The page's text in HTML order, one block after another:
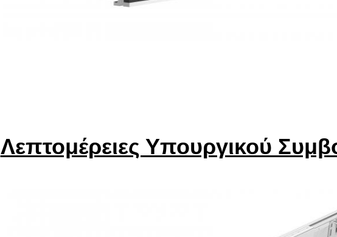
Λεπτομέρειες Υπουργικού